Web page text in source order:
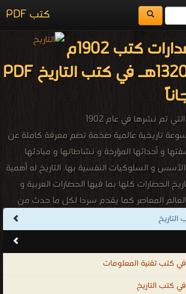
كتب PDF
اصدارات كتب 1902م
- 1320هـ في كتب التاريخ PDF
تم نشرها في عام 1902
تاريخية عالمية ضخمة تضم معرفة كاملة عن
و أحداثها المؤرخة و نشاطاتها و مبادئها
و السلوكيات النفسية بها. التاريخ له أهمية
الحضارات كلها بما فيها الحضارات العربية و
المعاصر كما يقدم سردا لكل ما حدث من
البلدان فيكون بذلك هو الأساس في المحافظة
الدول و الحضارات كما يقوم بالتأشير على
تميز كل حضارة على حدة سواء كانت هذة
و لا ننسى انه يلعب الدور الاكبر و الاهم فى
تم التوصل إليه من إنجازات مع ضرورة ذكر